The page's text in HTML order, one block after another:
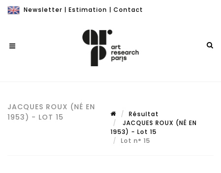
Newsletter | Estimation | Contact
JACQUES ROUX (NÉ EN
1953) - LOT 15
Résultat
JACQUES ROUX (NÉ EN
1953) - Lot 15
Lot n° 15